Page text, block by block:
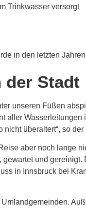
Trinkwasser versorgt
in den letzten
der Stadt
unseren Füßen
Wasserleitungen
überaltert“, so der
aber noch lange
und
in Innsbruck bei